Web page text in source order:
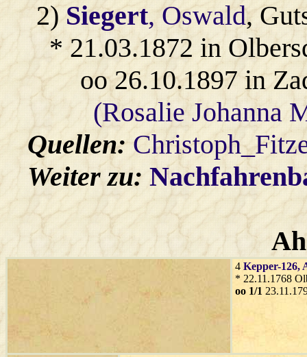
2)Siegert, Oswald,
* 21.03.1872 in
oo 26.10.1897 in
(Rosalie Johanna
Quellen:
Weiter zu:
4 Kepper-126,
* 22.11.1768
oo 1/1